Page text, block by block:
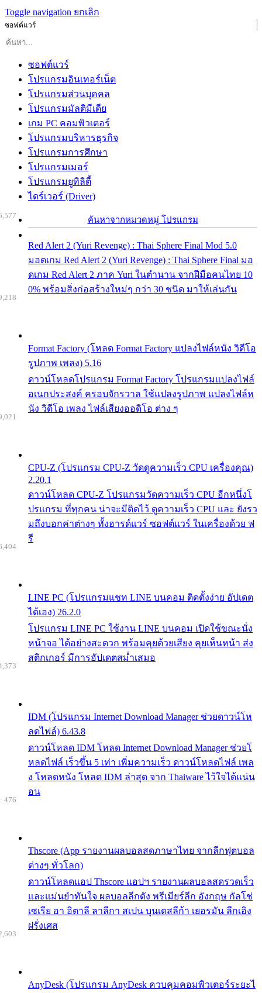
Toggle navigation ยกเลิก
ซอฟต์แวร์
ซอฟต์แวร์
โปรแกรมอินเทอร์เน็ต
โปรแกรมส่วนบุคคล
โปรแกรมมัลติมีเดีย
เกม PC คอมพิวเตอร์
โปรแกรมบริหารธุรกิจ
โปรแกรมการศึกษา
โปรแกรมเมอร์
โปรแกรมยูทิลิตี้
ไดร์เวอร์ (Driver)
ค้นหาจากหมวดหมู่ โปรแกรม
Red Alert 2 (Yuri Revenge) : Thai Sphere Final Mod 5.0
มอดเกม Red Alert 2 (Yuri Revenge) : Thai Sphere Final มอ
ดเกม Red Alert 2 ภาค Yuri ในตำนาน จากฝีมือคนไทย 10
0% พร้อมสิ่งก่อสร้างใหม่ๆ กว่า 30 ชนิด มาให้เล่นกัน
Format Factory (โหลด Format Factory แปลงไฟล์หนัง วิดีโอ
รูปภาพ เพลง) 5.16
ดาวน์โหลดโปรแกรม Format Factory โปรแกรมแปลงไฟล์
อเนกประสงค์ ครอบจักรวาล ใช้แปลงรูปภาพ แปลงไฟล์ห
นัง วิดีโอ เพลง ไฟล์เสียงออดิโอ ต่าง ๆ
CPU-Z (โปรแกรม CPU-Z วัดดูความเร็ว CPU เครื่องคุณ)
2.20.1
ดาวน์โหลด CPU-Z โปรแกรมวัดความเร็ว CPU อีกหนึ่งโ
ปรแกรม ที่ทุกคน น่าจะมีติดไว้ ดูความเร็ว CPU และ ยังรว
มถึงบอกค่าต่างๆ ทั้งฮารด์แวร์ ซอฟต์แวร์ ในเครื่องด้วย ฟ
รี
LINE PC (โปรแกรมแชท LINE บนคอม ติดตั้งง่าย อัปเดต
ได้เอง) 26.2.0
โปรแกรม LINE PC ใช้งาน LINE บนคอม เปิดใช้ขณะนั่ง
หน้าจอ ได้อย่างสะดวก พร้อมคุยด้วยเสียง คุยเห็นหน้า ส่ง
สติกเกอร์ มีการอัปเดตสม่ำเสมอ
IDM (โปรแกรม Internet Download Manager ช่วยดาวน์โห
ลดไฟล์) 6.43.8
ดาวน์โหลด IDM โหลด Internet Download Manager ช่วยโ
หลดไฟล์ เร็วขึ้น 5 เท่า เพิ่มความเร็ว ดาวน์โหลดไฟล์ เพล
ง โหลดหนัง โหลด IDM ล่าสุด จาก Thaiware ไว้ใจได้แน่น
อน
Thscore (App รายงานผลบอลสดภาษาไทย จากลีกฟุตบอล
ต่างๆ ทั่วโลก)
ดาวน์โหลดแอป Thscore แอปฯ รายงานผลบอลสดรวดเร็ว
และแม่นยำทันใจ ผลบอลลีกดัง พรีเมียร์ลีก อังกฤษ กัลโช่
เซเรีย อา อิตาลี ลาลีกา สเปน บุนเดสลีก้า เยอรมัน ลีกเอิง
ฝรั่งเศส
476
AnyDesk (โปรแกรม AnyDesk ควบคุมคอมพิวเตอร์ระยะไ